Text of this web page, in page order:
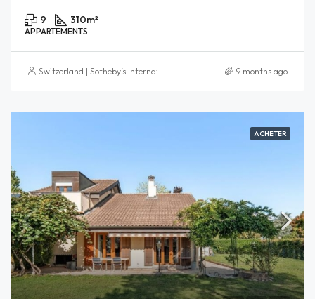
9 310m²
APPARTEMENTS
Switzerland | Sotheby’s International Realty 9 months ago
ACHETER